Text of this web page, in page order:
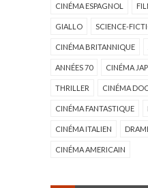
CINÉMA ESPAGNOL
GIALLO SCIENCE-
CINÉMA BRITANNIQUE
ANNÉES 70 CINÉMA
THRILLER CINÉMA
CINÉMA FANTASTIQUE
CINÉMA ITALIEN
CINÉMA AMERICAIN